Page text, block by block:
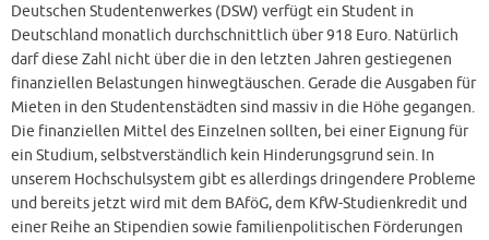
Deutschen Studentenwerkes (DSW) verfügt ein Student in
Deutschland monatlich durchschnittlich über 918 Euro. Natürlich
darf diese Zahl nicht über die in den letzten Jahren gestiegenen
finanziellen Belastungen hinwegtäuschen. Gerade die Ausgaben für
Mieten in den Studentenstädten sind massiv in die Höhe gegangen.
Die finanziellen Mittel des Einzelnen sollten, bei einer Eignung für
ein Studium, selbstverständlich kein Hinderungsgrund sein. In
unserem Hochschulsystem gibt es allerdings dringendere Probleme
und bereits jetzt wird mit dem BAföG, dem KfW-Studienkredit und
einer Reihe an Stipendien sowie familienpolitischen Förderungen